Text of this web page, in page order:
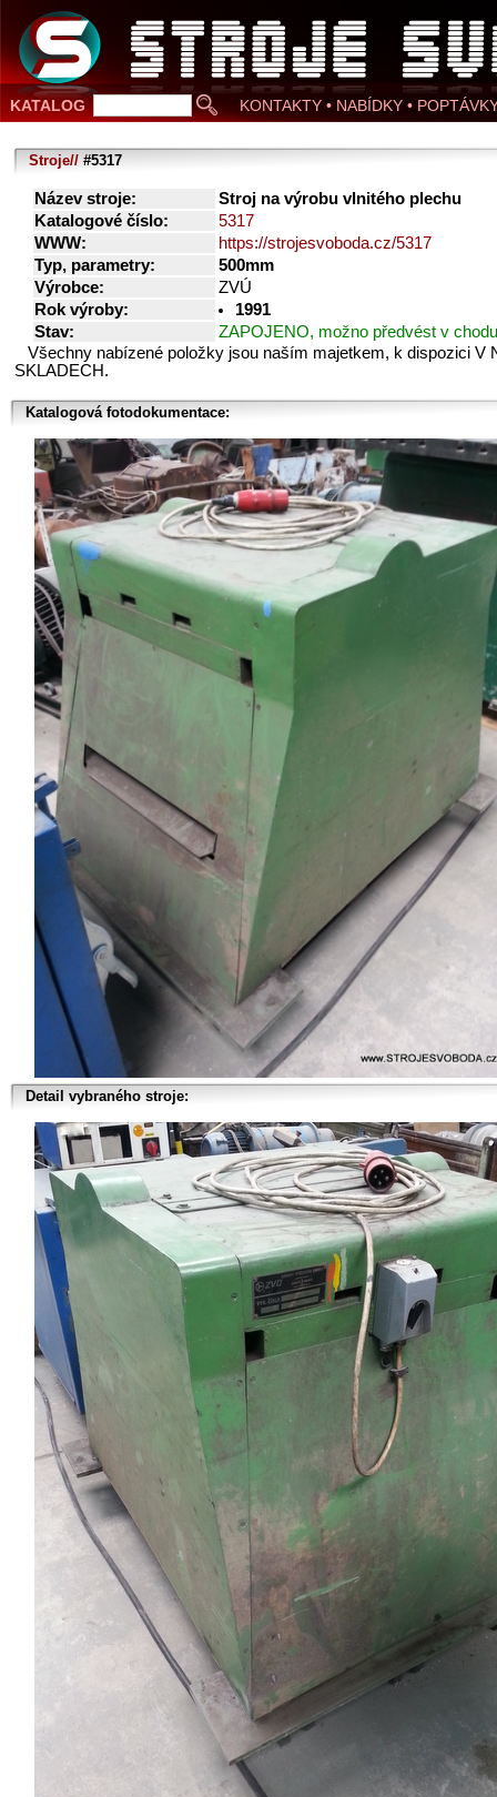
KATALOG KONTAKTY • NABÍDKY •
Stroje// #5317
Název stroje:
Stroj na výrobu vlnitého plechu
Katalogové číslo:
5317
WWW:
https://strojesvoboda.cz/5317
Typ, parametry:
500mm
Výrobce:
ZVÚ
Rok výroby:
1991
Stav:
ZAPOJENO, možno předvést v chodu
Všechny nabízené položky jsou naším majetkem, k dispozici V
SKLADECH.
Katalogová fotodokumentace:
Detail vybraného stroje: